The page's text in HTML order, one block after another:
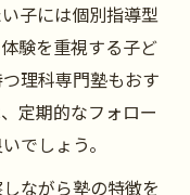
子には個別指導型
験を重視する子ど
理科専門塾もおす
定期的なフォロー
でしょう。
ながら塾の特徴を